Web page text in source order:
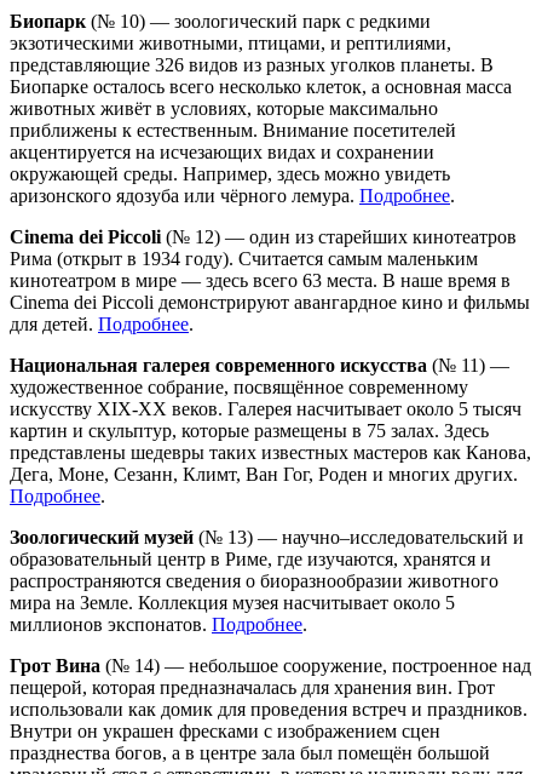
Биопарк (№ 10) — зоологический парк с редкими
экзотическими животными, птицами, и рептилиями,
представляющие 326 видов из разных уголков планеты. В
Биопарке осталось всего несколько клеток, а основная масса
животных живёт в условиях, которые максимально
приближены к естественным. Внимание посетителей
акцентируется на исчезающих видах и сохранении
окружающей среды. Например, здесь можно увидеть
аризонского ядозуба или чёрного лемура. Подробнее.
Cinema dei Piccoli (№ 12) — один из старейших кинотеатров
Рима (открыт в 1934 году). Считается самым маленьким
кинотеатром в мире — здесь всего 63 места. В наше время в
Cinema dei Piccoli демонстрируют авангардное кино и фильмы
для детей. Подробнее.
Национальная галерея современного искусства (№ 11) —
художественное собрание, посвящённое современному
искусству XIX-XX веков. Галерея насчитывает около 5 тысяч
картин и скульптур, которые размещены в 75 залах. Здесь
представлены шедевры таких известных мастеров как Канова,
Дега, Моне, Сезанн, Климт, Ван Гог, Роден и многих других.
Подробнее.
Зоологический музей (№ 13) — научно–исследовательский и
образовательный центр в Риме, где изучаются, хранятся и
распространяются сведения о биоразнообразии животного
мира на Земле. Коллекция музея насчитывает около 5
миллионов экспонатов. Подробнее.
Грот Вина (№ 14) — небольшое сооружение, построенное над
пещерой, которая предназначалась для хранения вин. Грот
использовали как домик для проведения встреч и праздников.
Внутри он украшен фресками с изображением сцен
празднества богов, а в центре зала был помещён большой